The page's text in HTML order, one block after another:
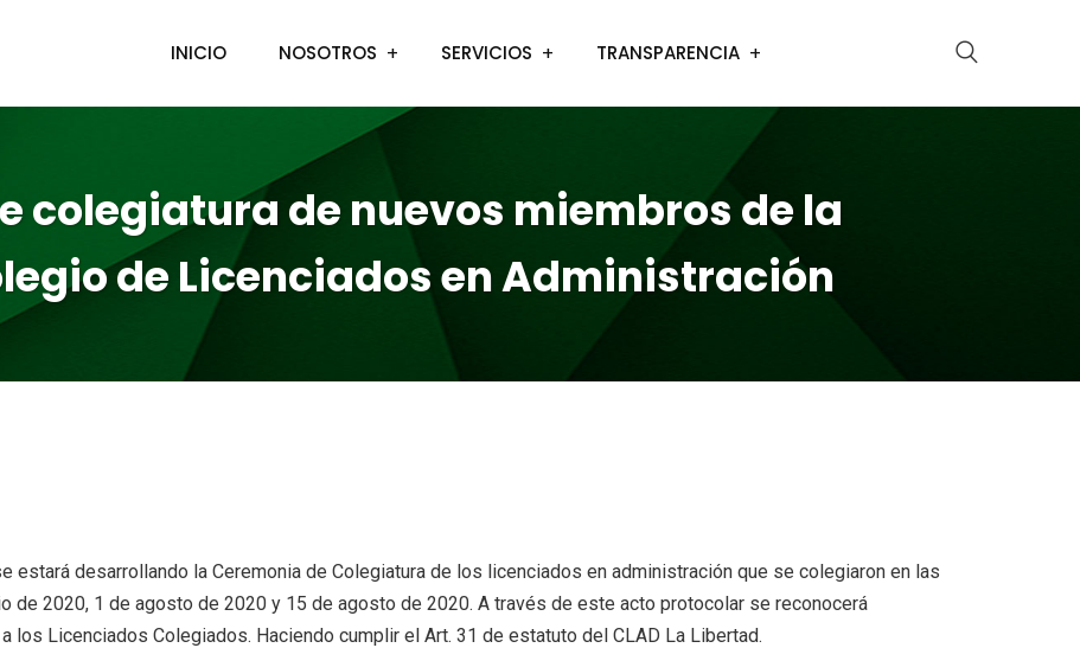
INICIO NOSOTROS SERVICIOS TRANSPARENCIA
colegiatura de nuevos miembros de la
de Licenciados en Administración
estará desarrollando la Ceremonia de Colegiatura de los licenciados en administración que se colegiaron en las
2020, 1 de agosto de 2020 y 15 de agosto de 2020. A través de este acto protocolar se reconocerá
los Licenciados Colegiados. Haciendo cumplir el Art. 31 de estatuto del CLAD La Libertad.